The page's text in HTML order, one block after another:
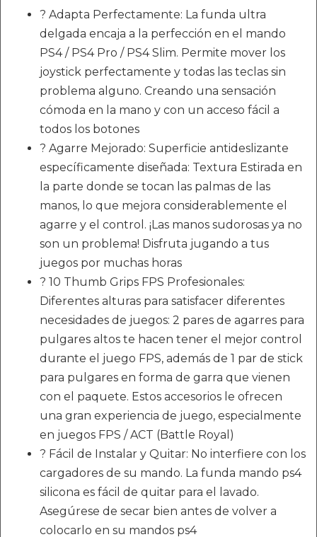
? Adapta Perfectamente: La funda ultra
delgada encaja a la perfección en el mando
PS4 / PS4 Pro / PS4 Slim. Permite mover los
joystick perfectamente y todas las teclas sin
problema alguno. Creando una sensación
cómoda en la mano y con un acceso fácil a
todos los botones
? Agarre Mejorado: Superficie antideslizante
específicamente diseñada: Textura Estirada en
la parte donde se tocan las palmas de las
manos, lo que mejora considerablemente el
agarre y el control. ¡Las manos sudorosas ya no
son un problema! Disfruta jugando a tus
juegos por muchas horas
? 10 Thumb Grips FPS Profesionales:
Diferentes alturas para satisfacer diferentes
necesidades de juegos: 2 pares de agarres para
pulgares altos te hacen tener el mejor control
durante el juego FPS, además de 1 par de stick
para pulgares en forma de garra que vienen
con el paquete. Estos accesorios le ofrecen
una gran experiencia de juego, especialmente
en juegos FPS / ACT (Battle Royal)
? Fácil de Instalar y Quitar: No interfiere con los
cargadores de su mando. La funda mando ps4
silicona es fácil de quitar para el lavado.
Asegúrese de secar bien antes de volver a
colocarlo en su mandos ps4